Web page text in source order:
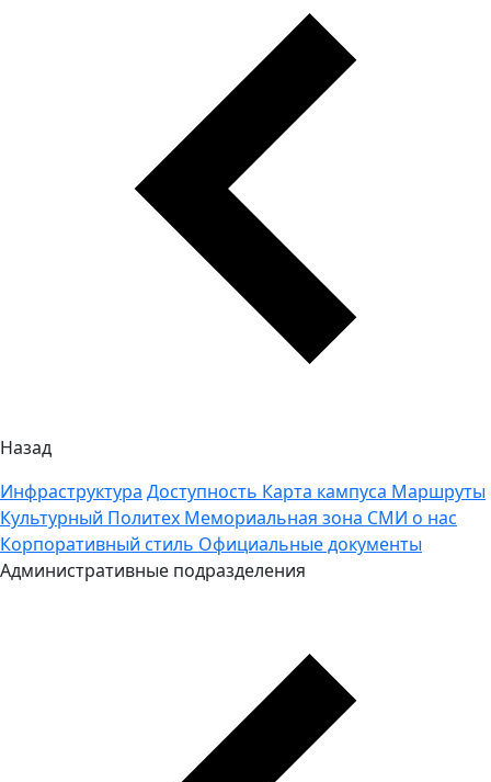
Назад
Инфраструктура Доступность Карта кампуса Маршруты
Культурный Политех Мемориальная зона СМИ о нас
Корпоративный стиль Официальные документы
Административные подразделения